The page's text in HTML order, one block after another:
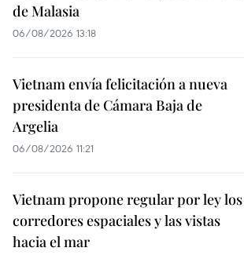
de Malasia
06/08/2026 13:18
Vietnam envía felicitación a nueva
presidenta de Cámara Baja de
Argelia
06/08/2026 11:21
Vietnam propone regular por ley los
corredores espaciales y las vistas
hacia el mar